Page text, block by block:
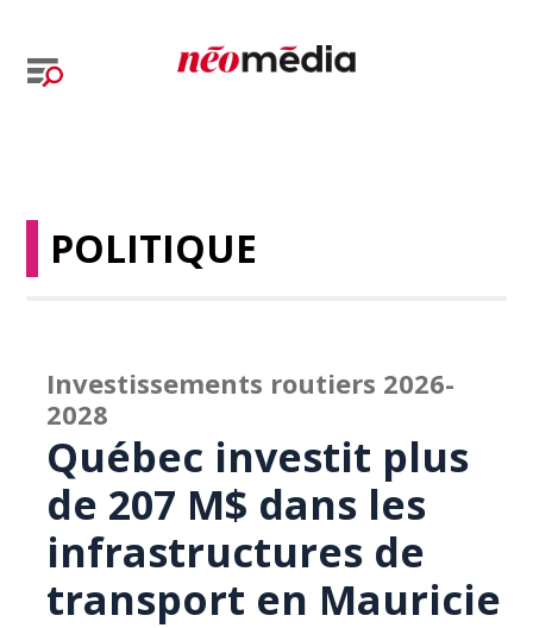
POLITIQUE
Investissements routiers 2026-
2028
Québec investit plus
de 207 M$ dans les
infrastructures de
transport en Mauricie